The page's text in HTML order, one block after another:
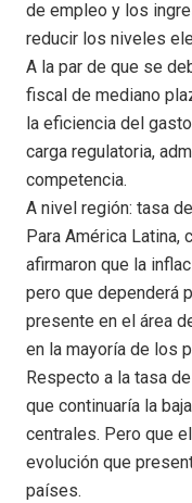
de empleo y los
reducir los niveles
A la par de que se
fiscal de mediano
la eficiencia del
carga regulatoria,
competencia.
A nivel región: tasa
Para América
afirmaron que la
pero que dependerá
presente en el área
en la mayoría de los
Respecto a la tasa
que continuaría la
centrales. Pero que
evolución que
países.